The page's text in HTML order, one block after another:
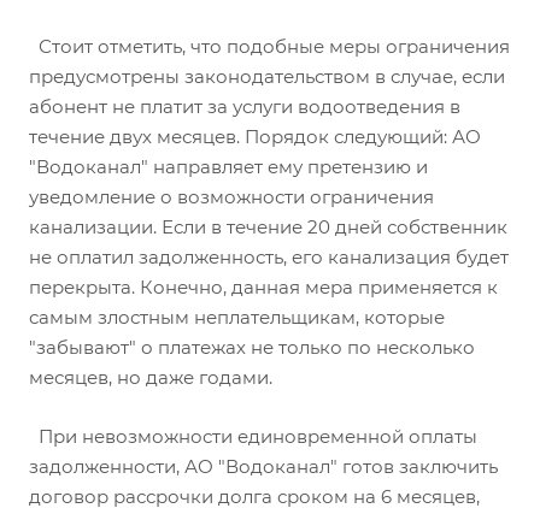
Стоит отметить, что подобные меры ограничения
предусмотрены законодательством в случае, если
абонент не платит за услуги водоотведения в
течение двух месяцев. Порядок следующий: АО
"Водоканал" направляет ему претензию и
уведомление о возможности ограничения
канализации. Если в течение 20 дней собственник
не оплатил задолженность, его канализация будет
перекрыта. Конечно, данная мера применяется к
самым злостным неплательщикам, которые
"забывают" о платежах не только по несколько
месяцев, но даже годами.
При невозможности единовременной оплаты
задолженности, АО "Водоканал" готов заключить
договор рассрочки долга сроком на 6 месяцев,